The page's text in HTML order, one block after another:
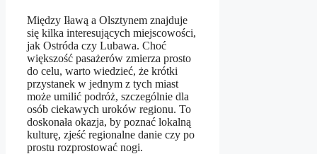
Między Iławą a Olsztynem znajduje
się kilka interesujących miejscowości,
jak Ostróda czy Lubawa. Choć
większość pasażerów zmierza prosto
do celu, warto wiedzieć, że krótki
przystanek w jednym z tych miast
może umilić podróż, szczególnie dla
osób ciekawych uroków regionu. To
doskonała okazja, by poznać lokalną
kulturę, zjeść regionalne danie czy po
prostu rozprostować nogi.